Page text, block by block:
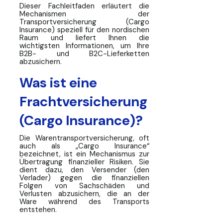
Dieser Fachleitfaden erläutert die
Mechanismen der
Transportversicherung (Cargo
Insurance) speziell für den nordischen
Raum und liefert Ihnen die
wichtigsten Informationen, um Ihre
B2B- und B2C-Lieferketten
abzusichern.
Was ist eine
Frachtversicherung
(Cargo Insurance)?
Die Warentransportversicherung, oft
auch als „Cargo Insurance“
bezeichnet, ist ein Mechanismus zur
Übertragung finanzieller Risiken. Sie
dient dazu, den Versender (den
Verlader) gegen die finanziellen
Folgen von Sachschäden und
Verlusten abzusichern, die an der
Ware während des Transports
entstehen.